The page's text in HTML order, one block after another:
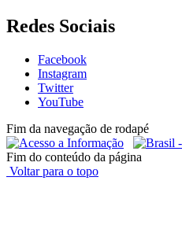
Redes Sociais
Facebook
Instagram
Twitter
YouTube
Fim da navegação de rodapé
Fim do conteúdo da página
Voltar para o topo